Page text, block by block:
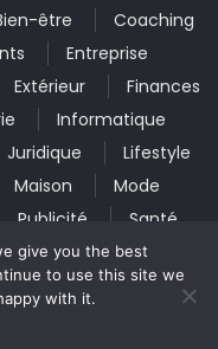
être
Coaching
Entreprise
Extérieur
Finances
Informatique
Juridique
Lifestyle
Maison
Mode
Publicité
Santé
Textile
Toiture
Technologie
give you the best
to use this site we
with it.